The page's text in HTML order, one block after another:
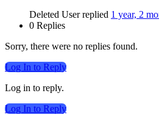
Deleted User replied 1 year, 2
0 Replies
Sorry, there were no replies found.
Log In to Reply
Log in to reply.
Log In to Reply